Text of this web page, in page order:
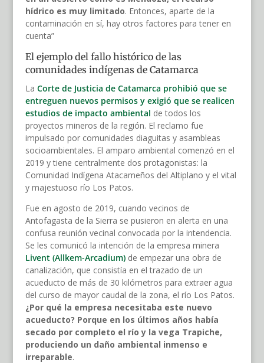
hídrico es muy limitado. Entonces, aparte de la
contaminación en sí, hay otros factores para tener en
cuenta”
El ejemplo del fallo histórico de las
comunidades indígenas de Catamarca
La Corte de Justicia de Catamarca prohibió que se
entreguen nuevos permisos y exigió que se realicen
estudios de impacto ambiental de todos los
proyectos mineros de la región. El reclamo fue
impulsado por comunidades diaguitas y asambleas
socioambientales. El amparo ambiental comenzó en el
2019 y tiene centralmente dos protagonistas: la
Comunidad Indígena Atacameños del Altiplano y el vital
y majestuoso río Los Patos.
Fue en agosto de 2019, cuando vecinos de
Antofagasta de la Sierra se pusieron en alerta en una
confusa reunión vecinal convocada por la intendencia.
Se les comunicó la intención de la empresa minera
Livent (Allkem-Arcadium)de empezar una obra de
canalización, que consistía en el trazado de un
acueducto de más de 30 kilómetros para extraer agua
del curso de mayor caudal de la zona, el río Los Patos.
¿Por qué la empresa necesitaba este nuevo
acueducto? Porque en los últimos años había
secado por completo el río y la vega Trapiche,
produciendo un daño ambiental inmenso e
irreparable.